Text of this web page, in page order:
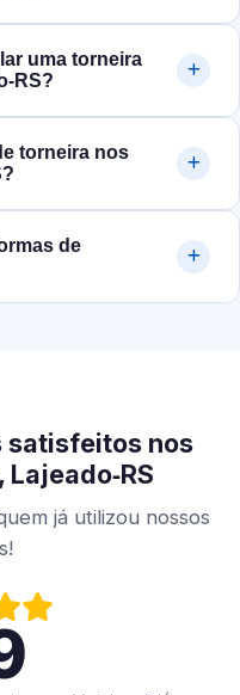
uma torneira
torneira nos
de
satisfeitos nos
já utilizou nossos